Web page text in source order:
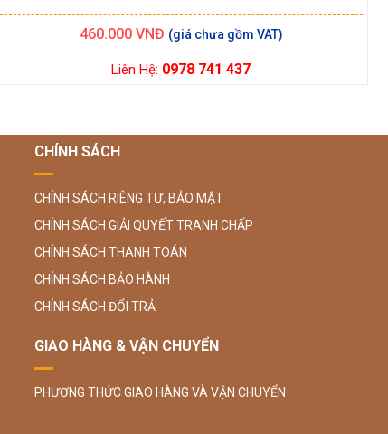
460.000VNĐ
Liên Hệ: 0978 741 437
CHÍNH SÁCH
CHÍNH SÁCH RIÊNG TƯ, BẢO MẬT
CHÍNH SÁCH GIẢI QUYẾT TRANH CHẤP
CHÍNH SÁCH THANH TOÁN
CHÍNH SÁCH BẢO HÀNH
CHÍNH SÁCH ĐỔI TRẢ
GIAO HÀNG & VẬN CHUYỂN
PHƯƠNG THỨC GIAO HÀNG VÀ VẬN CHUYỂN